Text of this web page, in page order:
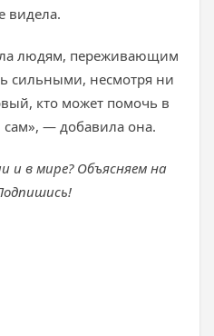
видела.
людям, переживающим
сильными, несмотря ни
кто может помочь в
сам», — добавила она.
и в мире? Объясняем на